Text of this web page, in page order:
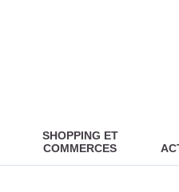
SHOPPING ET
COMMERCES